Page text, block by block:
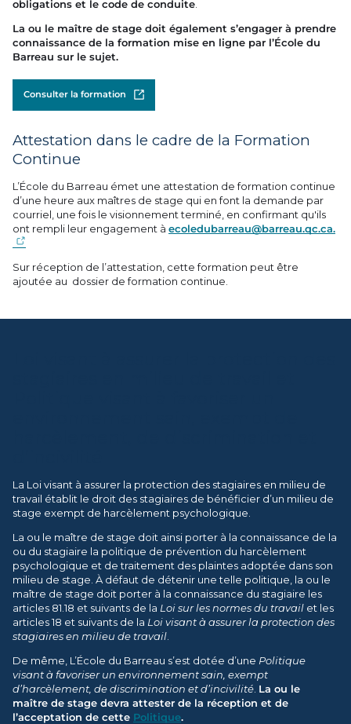
obligations et le code de conduite.
La ou le maître de stage doit également s’engager à prendre
connaissance de la formation mise en ligne par l’École du
Barreau sur le sujet.
Consulter la formation Ouvrir dans un nouvel onglet
Attestation dans le cadre de la Formation
Continue
L’École du Barreau émet une attestation de formation continue
d’une heure aux maîtres de stage qui en font la demande par
courriel, une fois le visionnement terminé, en confirmant qu'ils
ont rempli leur engagement àecoledubarreau@barreau.qc.ca.
Sur réception de l’attestation, cette formation peut être
ajoutée au dossier de formation continue.
La Loi visant à assurer la protection des stagiaires en milieu de
travail établit le droit des stagiaires de bénéficier d’un milieu de
stage exempt de harcèlement psychologique.
La ou le maître de stage doit ainsi porter à la connaissance de la
ou du stagiaire la politique de prévention du harcèlement
psychologique et de traitement des plaintes adoptée dans son
milieu de stage. À défaut de détenir une telle politique, la ou le
maître de stage doit porter à la connaissance du stagiaire les
articles 81.18 et suivants de la Loi sur les normes du travail et les
articles 18 et suivants de la Loi visant à assurer la protection des
stagiaires en milieu de travail
De même, L’École du Barreau s’est dotée d’une Politique
visant à favoriser un environnement sain, exempt
d’harcèlement, de discrimination et d’incivilité La ou le
maître de stage devra attester de la réception et de
l’acceptation de cette Politique.